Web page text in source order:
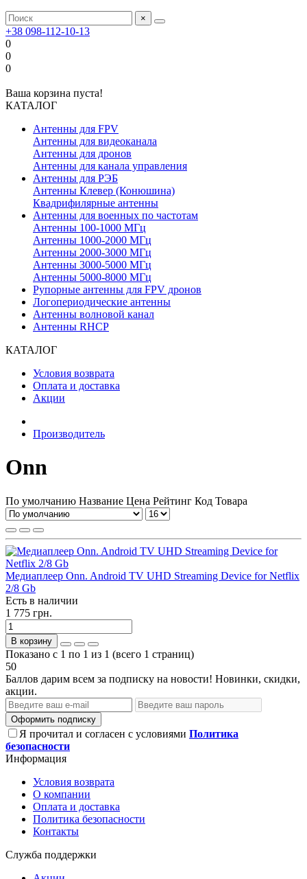
×
+38 098-112-10-13
0
0
0
Ваша корзина пуста!
КАТАЛОГ
Антенны для FPV
Антенны для видеоканала
Антенны для дронов
Антенны для канала управления
Антенны для РЭБ
Антенны Клевер (Конюшина)
Квадрифилярные антенны
Антенны для военных по частотам
Антенны 100-1000 МГц
Антенны 1000-2000 МГц
Антенны 2000-3000 МГц
Антенны 3000-5000 МГц
Антенны 5000-8000 МГц
Рупорные антенны для FPV дронов
Логопериодические антенны
Антенны волновой канал
Антенны RHCP
КАТАЛОГ
Условия возврата
Оплата и доставка
Акции
Производитель
Onn
По умолчанию Название Цена Рейтинг Код Товара
Медиаплеер Onn. Android TV UHD Streaming Device for Netflix
2/8 Gb
Есть в наличии
1 775 грн.
В корзину
Показано с 1 по 1 из 1 (всего 1 страниц)
50
Баллов дарим всем за подписку на новости! Новинки, скидки,
акции.
Оформить подписку
Я прочитал и согласен с условиями Политика
безопасности
Информация
Условия возврата
О компании
Оплата и доставка
Политика безопасности
Контакты
Служба поддержки